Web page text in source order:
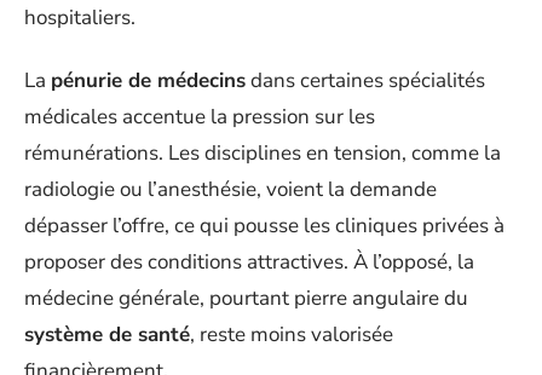
hospitaliers.
La pénurie de médecinsdans certaines spécialités
médicales accentue la pression sur les
rémunérations. Les disciplines en tension, comme la
radiologie ou l’anesthésie, voient la demande
dépasser l’offre, ce qui pousse les cliniques privées à
proposer des conditions attractives. À l’opposé, la
médecine générale, pourtant pierre angulaire du
système de santé, reste moins valorisée